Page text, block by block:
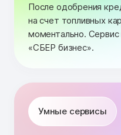
После одобрения
на счет топливных
моментально.
«СБЕР бизнес».
Умные сервисы